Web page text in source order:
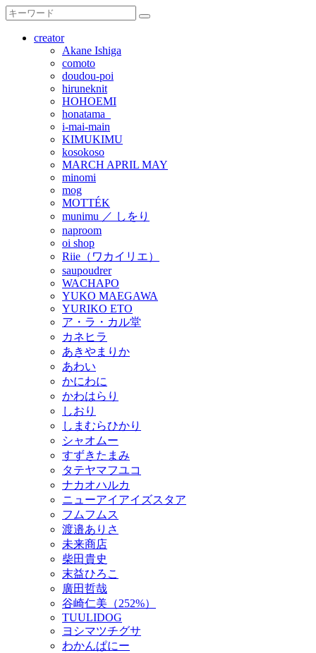
creator
Akane Ishiga
comoto
doudou-poi
hiruneknit
HOHOEMI
honatama_
i-mai-main
KIMUKIMU
kosokoso
MARCH APRIL MAY
minomi
mog
MOTTÉK
munimu ／ しをり
naproom
oi shop
Riie（ワカイリエ）
saupoudrer
WACHAPO
YUKO MAEGAWA
YURIKO ETO
ア・ラ・カル堂
カネヒラ
あきやまりか
あわい
かにわに
かわはらり
しおり
しまむらひかり
シャオムー
すずきたまみ
タテヤマフユコ
ナカオハルカ
ニューアイアイズスタア
フムフムス
渡邉ありさ
未来商店
柴田貴史
末益ひろこ
廣田哲哉
谷崎仁美（252%）
TUULIDOG
ヨシマツチグサ
わかんぱにー